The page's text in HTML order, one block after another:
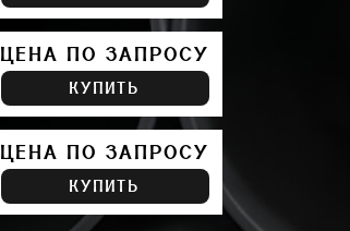
ЦЕНА ПО ЗАПРОСУ
КУПИТЬ
ЦЕНА ПО ЗАПРОСУ
КУПИТЬ